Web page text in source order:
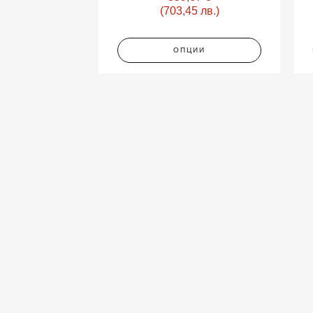
(703,45 лв.)
ОПЦИИ
be
the
product